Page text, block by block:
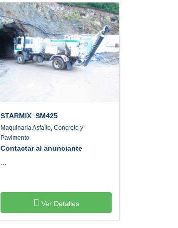
STARMIX SM425
Maquinaria Asfalto, Concreto y
Pavimento
Contactar al anunciante
Ver Detalles